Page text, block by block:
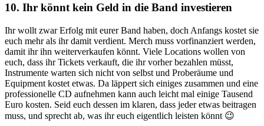
10. Ihr könnt kein Geld in die Band investieren
Ihr wollt zwar Erfolg mit eurer Band haben, doch Anfangs kostet sie
euch mehr als ihr damit verdient. Merch muss vorfinanziert werden,
damit ihr ihn weiterverkaufen könnt. Viele Locations wollen von
euch, dass ihr Tickets verkauft, die ihr vorher bezahlen müsst,
Instrumente warten sich nicht von selbst und Proberäume und
Equipment kostet etwas. Da läppert sich einiges zusammen und eine
professionelle CD aufnehmen kann auch leicht mal einige Tausend
Euro kosten. Seid euch dessen im klaren, dass jeder etwas beitragen
muss, und sprecht ab, was ihr euch eigentlich leisten könnt 😉